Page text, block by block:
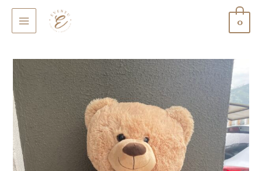
MAIN
0